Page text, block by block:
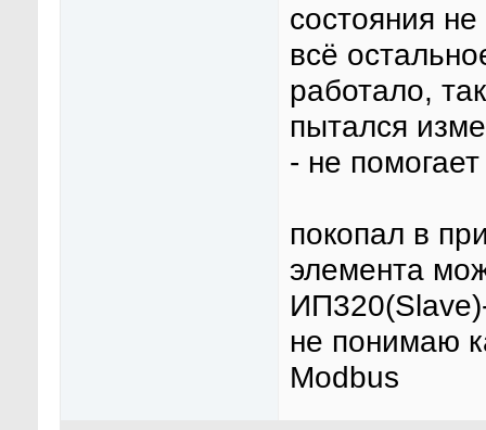
состояния
всё
работало,
пытался
- не помогает
покопал в
элемента
не понимаю
Modbus